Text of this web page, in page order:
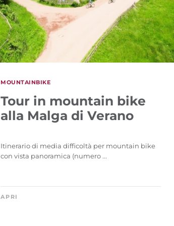
MOUNTAINBIKE
Tour in mountain bike
alla Malga di Verano
Itinerario di media difficoltà per mountain bike
con vista panoramica (numero ...
APRI